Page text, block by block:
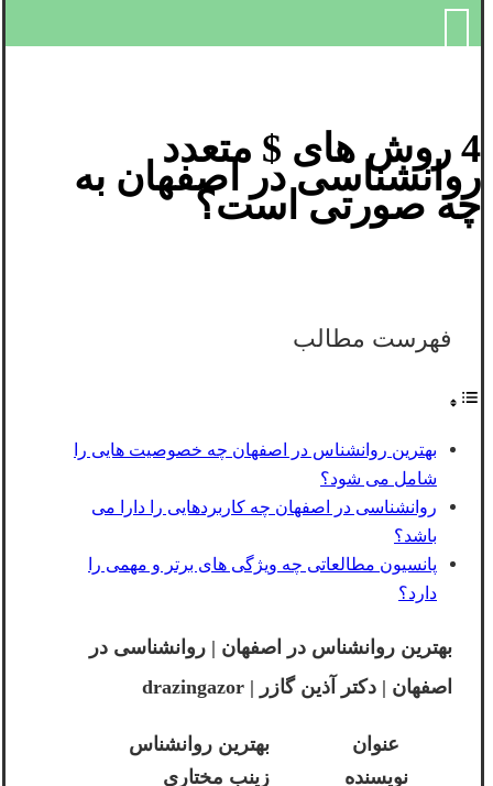
4 روش های $ متعدد
روانشناسی در اصفهان به
چه صورتی است؟
فهرست مطالب
بهترین روانشناس در اصفهان چه خصوصیت هایی را
شامل می شود؟
روانشناسی در اصفهان چه کاربردهایی را دارا می
باشد؟
پانسیون مطالعاتی چه ویژگی های برتر و مهمی را
دارد؟
بهترین روانشناس در اصفهان | روانشناسی در
اصفهان | دکتر آذین گازر | drazingazor
عنوان
بهترین روانشناس
نویسنده
زینب مختاری